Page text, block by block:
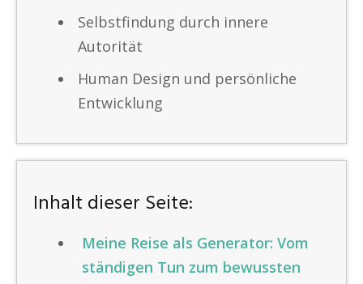
Selbstfindung durch innere
Autorität
Human Design und persönliche
Entwicklung
Inhalt dieser Seite:
Meine Reise als Generator: Vom
ständigen Tun zum bewussten